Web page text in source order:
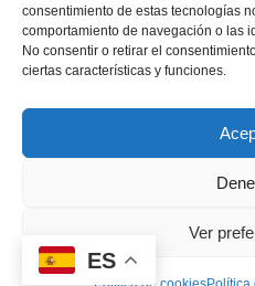
consentimiento de estas tecnologías
comportamiento de navegación o las
No consentir o retirar el
ciertas características y funciones.
Ver
Cocina con isla,
Cocina lineal con gran
Cocina con isla,
Por qué elegir
Cocinas Santos DENIA | © 2026 –
ES